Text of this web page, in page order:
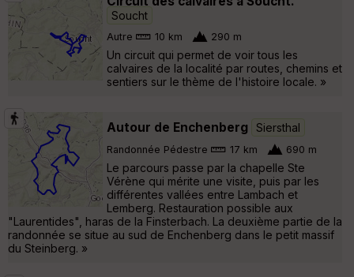
Soucht
Autre 10 km 290 m
Un circuit qui permet de voir tous les
calvaires de la localité par routes, chemins et
sentiers sur le thème de l'histoire locale. »
Autour de Enchenberg Siersthal
Randonnée Pédestre 17 km 690 m
Le parcours passe par la chapelle Ste
Vérène qui mérite une visite, puis par les
différentes vallées entre Lambach et
Lemberg. Restauration possible aux
"Laurentides", haras de la Finsterbach. La deuxième partie de la
randonnée se situe au sud de Enchenberg dans le petit massif
du Steinberg. »